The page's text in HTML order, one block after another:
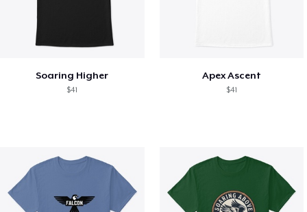
Soaring Higher
$41
Apex Ascent
$41